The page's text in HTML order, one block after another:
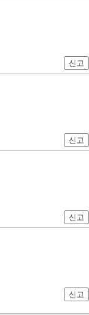
신고
신고
신고
신고